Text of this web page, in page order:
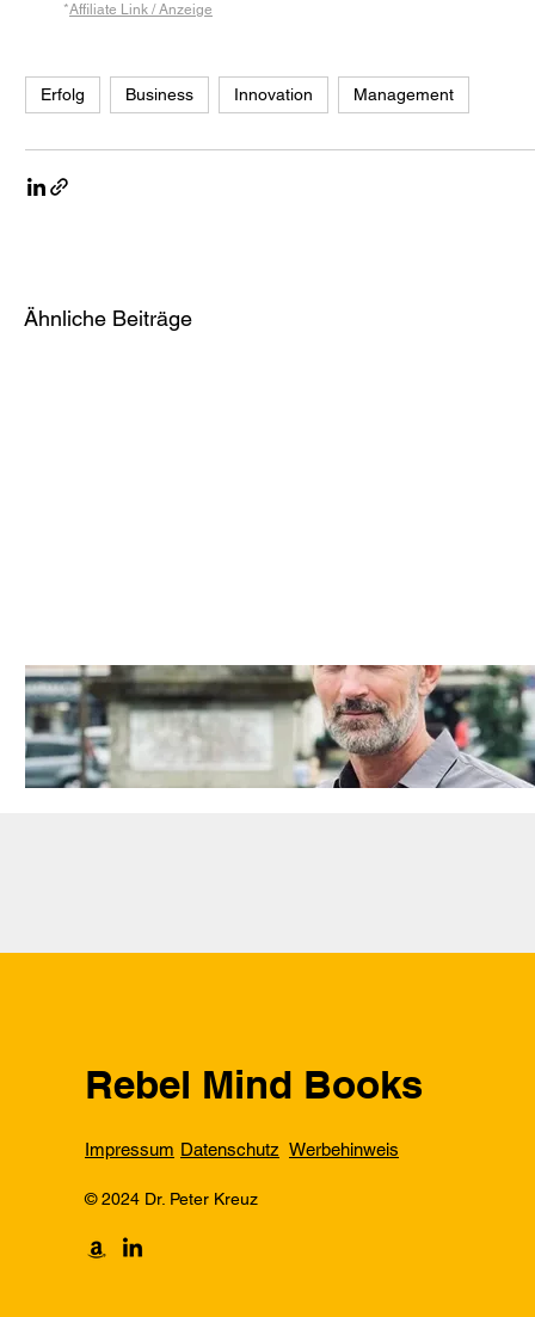
*Affiliate Link / Anzeige
Erfolg Business Innovation Management
Ähnliche Beiträge
Wirtschaftserwachen: Chinas
Mittelstandswunder — Fabian Hänle
Rebel Mind Books
Impressum Datenschutz Werbehinweis
© 2024 Dr. Peter Kreuz